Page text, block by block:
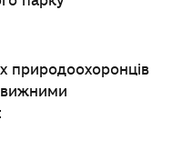
природоохоронців